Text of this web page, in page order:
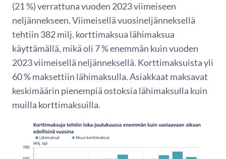
(21 %) verrattuna vuoden 2023 viimeiseen
neljännekseen. Viimeisellä vuosineljänneksellä
tehtiin 382 milj. korttimaksua lähimaksua
käyttämällä, mikä oli 7 % enemmän kuin vuoden
2023 viimeisellä neljänneksellä. Korttimaksuista yli
60 % maksettiin lähimaksulla. Asiakkaat maksavat
keskimäärin pienempiä ostoksia lähimaksulla kuin
muilla korttimaksuilla.